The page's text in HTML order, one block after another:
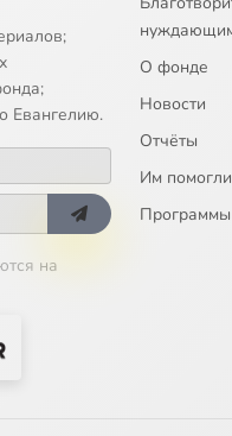
Евангелию.
на
О фонде
Новости
Отчёты
Им помогли
Программы